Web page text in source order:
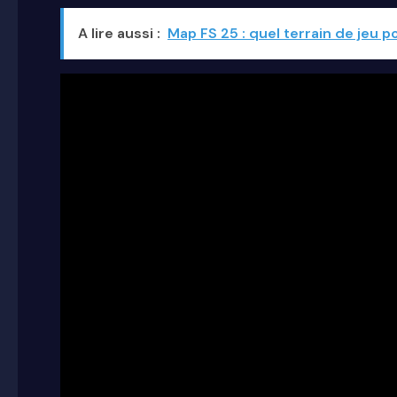
A lire aussi : Map FS 25 : quel terrain de jeu